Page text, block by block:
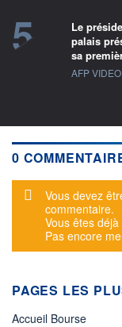
5
Le
palais
sa
information
AFP VIDEO
0
Message
Vous devez
commentaire.
Vous êtes
Pas encore
PAGES LES
Accueil Bourse